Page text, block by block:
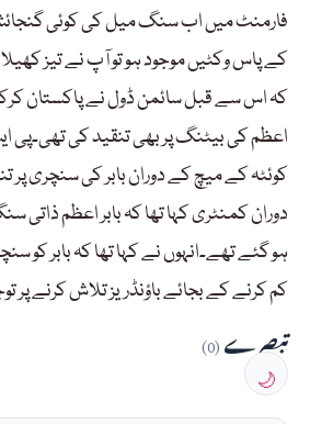
فارمنٹ میں اب سنگ میل کی کوئی
کے پاس وکٹیں موجود ہو تو آپ نے تیز
کہ اس سے قبل سائمن ڈول نے پاکستان
کوئٹہ کے میچ کے دوران بابر کی سنچری پر
دوران کمنٹری کہا تھا کہ بابر اعظم
ہو گئے تھے۔انہوں نے کہا تھا کہ بابر کو
کم کرنے کے بجائے باؤنڈریز تلاش کرنے پر
تبصرے(0)
🌙